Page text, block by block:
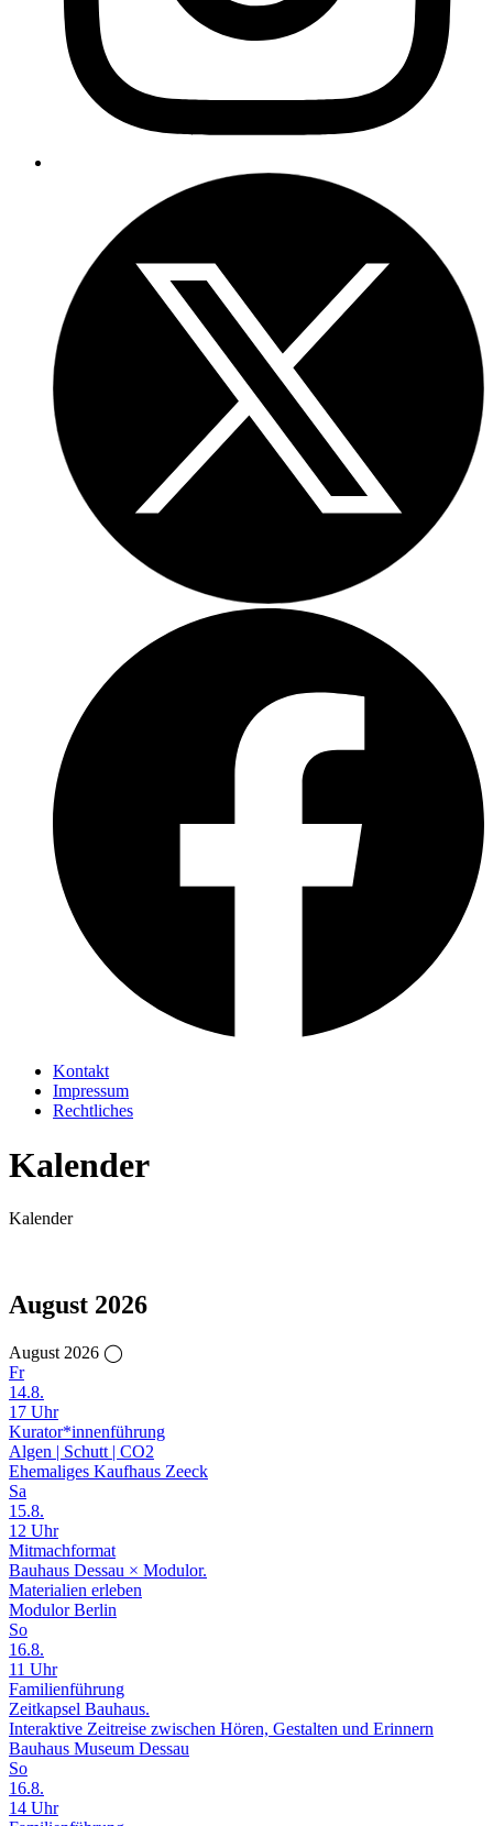
Kontakt
Impressum
Rechtliches
Kalender
Kalender
August 2026
August 2026 ◯
Fr
14.8.
17 Uhr
Kurator*innenführung
Algen | Schutt | CO2
Ehemaliges Kaufhaus Zeeck
Sa
15.8.
12 Uhr
Mitmachformat
Bauhaus Dessau × Modulor.
Materialien erleben
Modulor Berlin
So
16.8.
11 Uhr
Familienführung
Zeitkapsel Bauhaus.
Interaktive Zeitreise zwischen Hören, Gestalten und Erinnern
Bauhaus Museum Dessau
So
16.8.
14 Uhr